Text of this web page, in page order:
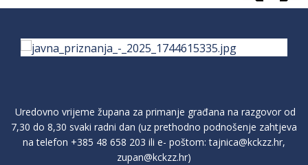
Uredovno vrijeme župana za primanje građana na razgovor od
7,30 do 8,30 svaki radni dan (uz prethodno podnošenje zahtjeva
na telefon +385 48 658 203 ili e- poštom:tajnica@kckzz.hr,
zupan@kckzz.hr)